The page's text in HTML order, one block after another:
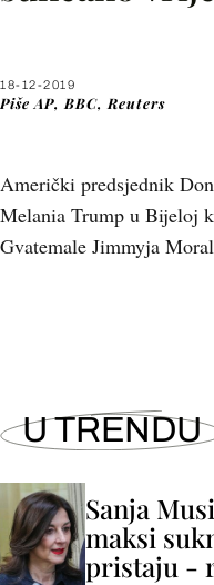
18-12-2019
Piše AP, BBC, Reuters
Američki predsjednik
Melania Trump u Bijeloj
Gvatemale Jimmyja
U TRENDU
Sanja
maksi
pristaju -